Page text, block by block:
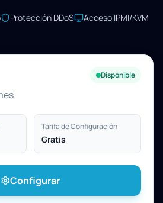
Protección DDoS
Acceso IPMI/KVM
Disponible
Tarifa de Configuración
Gratis
Configurar